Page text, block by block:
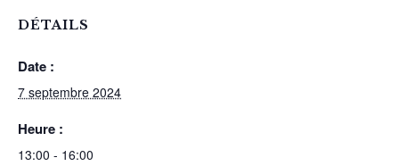
DÉTAILS
Date :
7 septembre 2024
Heure :
13:00 - 16:00